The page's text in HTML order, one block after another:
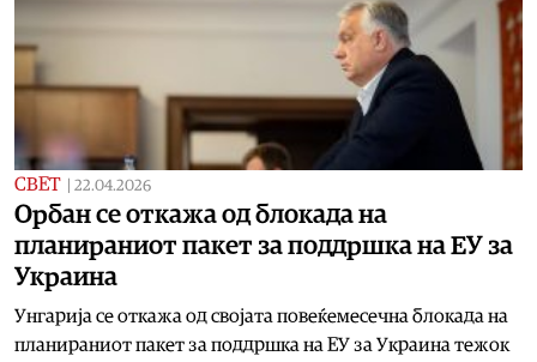
СВЕТ 22.04.2026
Орбан се откажа од блокада на
планираниот пакет за поддршка на ЕУ за
Украина
Унгарија се откажа од својата повеќемесечна блокада на
планираниот пакет за поддршка на ЕУ за Украина тежок